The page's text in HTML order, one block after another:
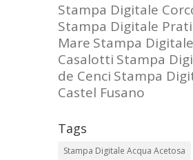
Stampa Digitale
Stampa Digitale
Mare Stampa Digitale
Casalotti Stampa
de Cenci Stampa
Castel Fusano
Tags
Stampa Digitale Acqua Acetosa